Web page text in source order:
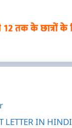
LETTER IN HINDI